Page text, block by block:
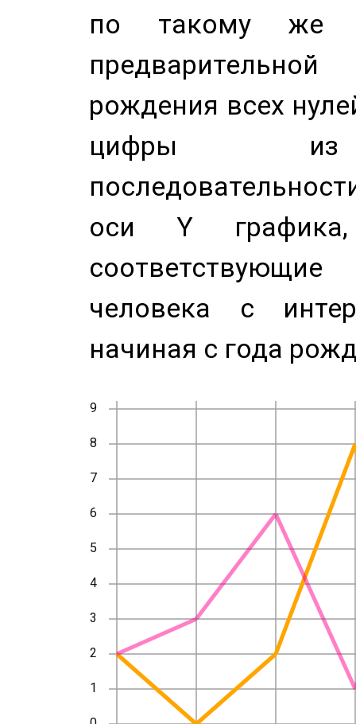
по такому же
рождения всех
цифры из
оси Y
человека с
начиная с года